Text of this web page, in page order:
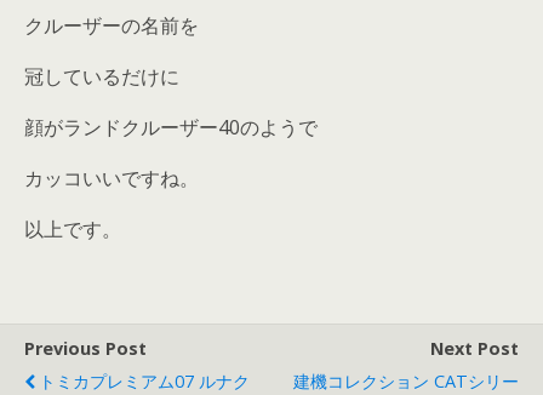
クルーザーの名前を
冠しているだけに
顔がランドクルーザー40のようで
カッコいいですね。
以上です。
Previous Post
トミカプレミアム07 ルナク
Next Post
建機コレクション CATシリー